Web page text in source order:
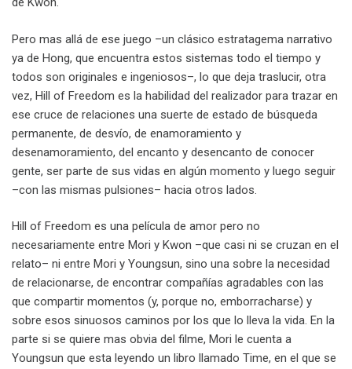
Pero mas allá de ese juego –un clásico estratagema narrativo
ya de Hong, que encuentra estos sistemas todo el tiempo y
todos son originales e ingeniosos–, lo que deja traslucir, otra
vez, Hill of Freedom es la habilidad del realizador para trazar en
ese cruce de relaciones una suerte de estado de búsqueda
permanente, de desvío, de enamoramiento y
desenamoramiento, del encanto y desencanto de conocer
gente, ser parte de sus vidas en algún momento y luego seguir
–con las mismas pulsiones– hacia otros lados.
Hill of Freedom es una película de amor pero no
necesariamente entre Mori y Kwon –que casi ni se cruzan en el
relato– ni entre Mori y Youngsun, sino una sobre la necesidad
de relacionarse, de encontrar compañías agradables con las
que compartir momentos (y, porque no, emborracharse) y
sobre esos sinuosos caminos por los que lo lleva la vida. En la
parte si se quiere mas obvia del filme, Mori le cuenta a
Youngsun que esta leyendo un libro llamado Time, en el que se